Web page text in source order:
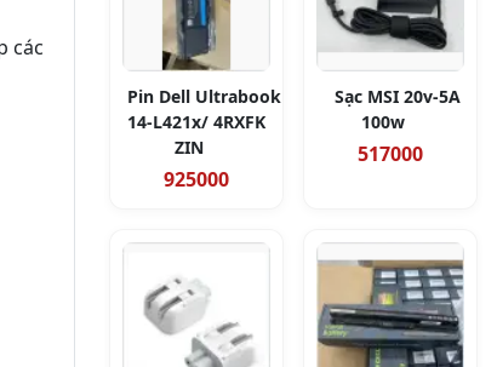
các
Pin Dell Ultrabook
14-L421x/ 4RXFK
ZIN
925000
Sạc MSI 20v-5A
100w
517000